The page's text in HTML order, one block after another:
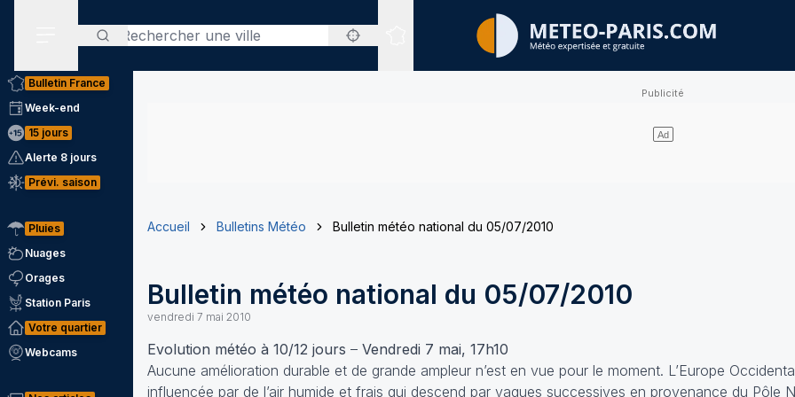
Rechercher
Sites expertisés
Bulletin France
Week-end
15 jours
Alerte 8 jours
Prévi. saison
Pluies
Nuages
Orages
Station Paris
Votre quartier
Webcams
Accueil Bulletins Météo Bulletin météo national du 05/07/2010
Bulletin météo national du 05/07/2010
vendredi 7 mai 2010
Evolution météo à 10/12 jours – Vendredi 7 mai, 17h10
Aucune amélioration durable et de grande ampleur n’est en vue pour le moment. L’Europe
influencée par de l’air humide et frais qui descend par vagues successives en provenance du Pôle